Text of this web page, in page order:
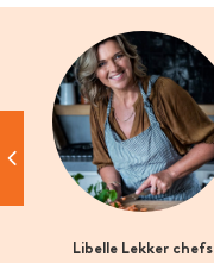
Libelle Lekker chefs